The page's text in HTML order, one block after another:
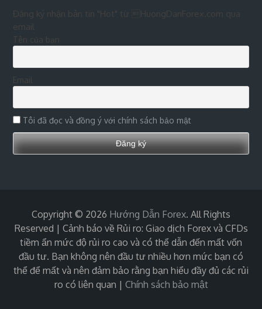
Đăng ký nhận bản tin "Hot" từ HuongDanForex.com qua
Tên của bạn
Tôi đã đọc và đồng ý với chính sách bảo mật
Copyright © 2026 Hướng Dẫn Forex. All Rights
Reserved | Cảnh báo về Rủi ro: Giao dịch Forex và CFDs
tiềm ẩn mức độ rủi ro cao và có thể dẫn đến mất vốn
đầu tư. Bạn không nên đầu tư nhiều hơn mức bạn có
thể để mất và nên đảm bảo rằng bạn hiểu đầy đủ các rủi
ro có liên quan | Chính sách bảo mật